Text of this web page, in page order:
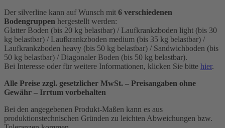
Der silverline kann auf Wunsch mit 6 verschiedenen
Bodengruppen hergestellt werden:
Glatter Boden (bis 20 kg belastbar) / Laufkrankzboden light (bis 30
kg belastbar) / Laufkrankzboden medium (bis 35 kg belastbar) /
Laufkrankzboden heavy (bis 50 kg belastbar) / Sandwichboden (bis
50 kg belastbar) / Diagonaler Boden (bis 50 kg belastbar).
Bei Interesse oder für weitere Informationen, klicken Sie bitte hier.
Alle Preise zzgl. gesetzlicher MwSt. – Preisangaben ohne
Gewähr – Irrtum vorbehalten
Bei den angegebenen Produkt-Maßen kann es aus
produktionstechnischen Gründen zu leichten Abweichungen bzw.